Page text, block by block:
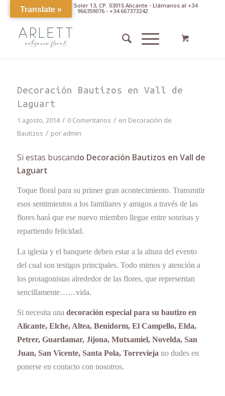
Av. Pintor Xavier Soler 13, CP. 03015 Alicante - Llámanos al +34
966359076 - +34 667373242
Decoración Bautizos en Vall de
Laguart
1 agosto, 2014 / 0 Comentarios / en Decoración de
Bautizos / por admin
Si estas buscando Decoración Bautizos en Vall de
Laguart
Toque floral para su primer gran acontecimiento. Transmitir
esos sentimientos a los familiares y amigos a través de las
flores hará que ese nuevo miembro llegue entre sonrisas y
repartiendo felicidad.
La iglesia y el banquete deben estar a la altura del evento
del cual son testigos principales. Todo mimos y atención a
los protagonistas alrededor de las flores, que representan
sencillamente……vida.
Si necesita una decoración especial para su bautizo en
Alicante, Elche, Altea, Benidorm, El Campello, Elda,
Petrer, Guardamar, Jijona, Mutxamiel, Novelda, San
Juan, San Vicente, Santa Pola, Torrevieja no dudes en
ponerse en contacto con nosotros.
Translate »